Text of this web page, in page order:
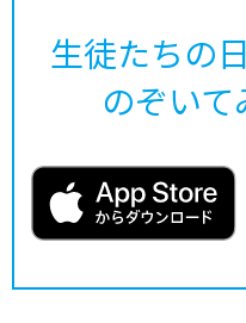
生徒たちの
のぞいて